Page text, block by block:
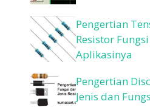
Pengertian
Resistor
Aplikasinya
Pengertian
Jenis dan